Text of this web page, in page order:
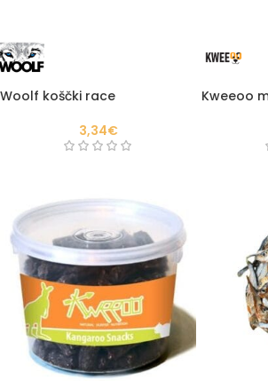
Woolf koščki race
3,34€
Kweeoo